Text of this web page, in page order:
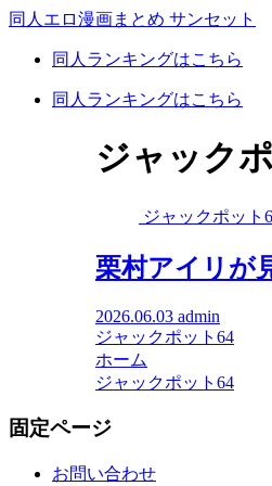
同人エロ漫画まとめ サンセット
同人ランキングはこちら
同人ランキングはこちら
ジャック
ジャックポット
栗村アイリが
2026.06.03 admin
ジャックポット64
ホーム
ジャックポット64
固定ページ
お問い合わせ